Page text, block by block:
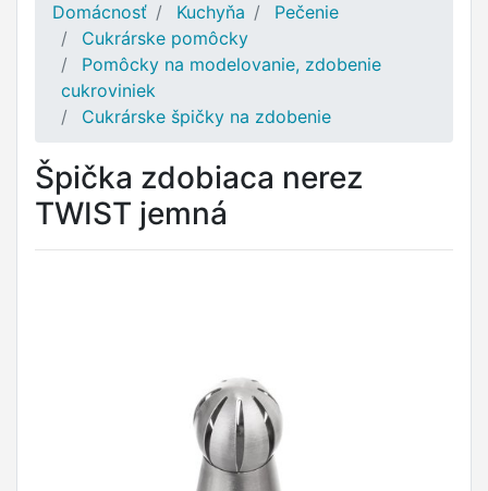
Domácnosť Kuchyňa
Pečenie
Cukrárske pomôcky
Pomôcky na modelovanie, zdobenie
cukroviniek
Cukrárske špičky na zdobenie
Špička zdobiaca nerez
TWIST jemná